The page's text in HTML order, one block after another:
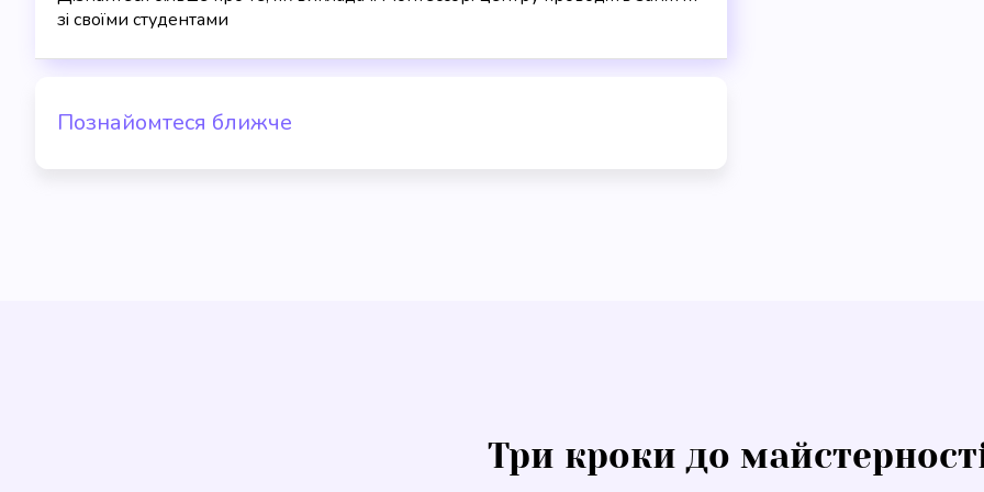
зі своїми студентами
Познайомтеся ближче
Три кроки до